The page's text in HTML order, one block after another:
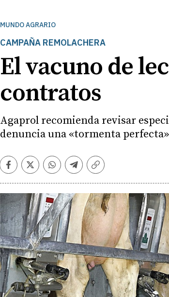
MUNDO AGRARIO
CAMPAÑA REMOLACHERA
El vacuno de
contratos
Agaprol recomienda revisar
denuncia una «tormenta
Facebook
TwitterWhatsapp
Telegram
Copiar